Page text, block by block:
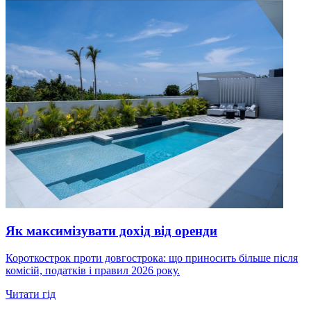
Як максимізувати дохід від оренди
Короткострок проти довгострока: що приносить більше після
комісій, податків і правил 2026 року.
Читати гід